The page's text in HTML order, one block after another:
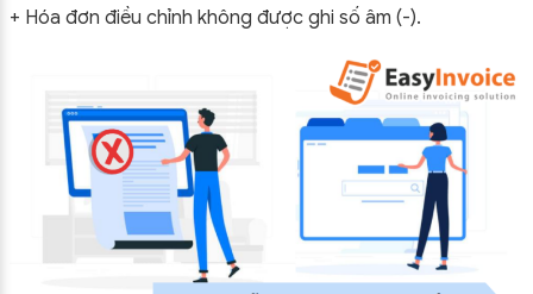
+ Hóa đơn điều chỉnh không được ghi số âm (-).